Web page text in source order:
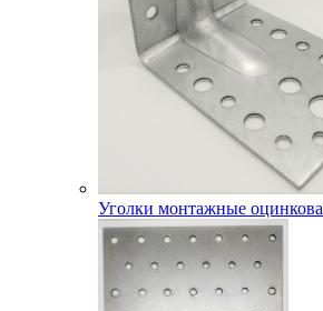
Уголки монтажные